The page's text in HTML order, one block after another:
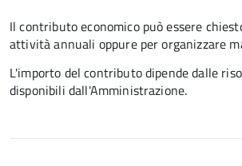
Il contributo economico può essere
attività annuali oppure per organizzare
L'importo del contributo dipende dalle
disponibili dall'Amministrazione.